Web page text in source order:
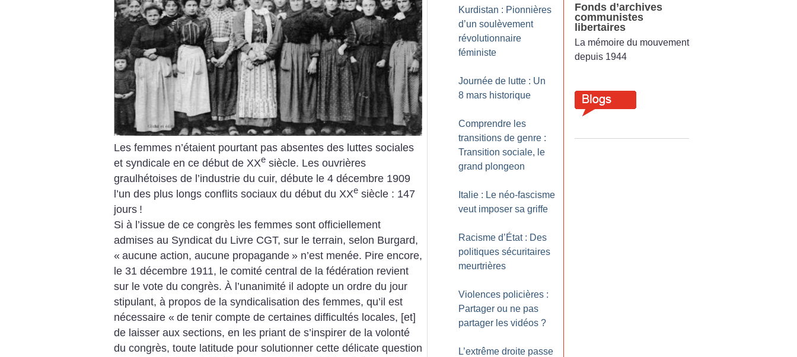
Les femmes n’étaient pourtant pas absentes des luttes sociales
et syndicale en ce début de XXe siècle. Les ouvrières
graulhétoises de l’industrie du cuir, débute le 4 décembre 1909
l’un des plus longs conflits sociaux du début du XXe siècle : 147
jours !
Si à l’issue de ce congrès les femmes sont officiellement
admises au Syndicat du Livre CGT, sur le terrain, selon Burgard,
« aucune action, aucune propagande » n’est menée. Pire encore,
le 31 décembre 1911, le comité central de la fédération revient
sur le vote du congrès. À l’unanimité il adopte un ordre du jour
stipulant, à propos de la syndicalisation des femmes, qu’il est
nécessaire « de tenir compte de certaines difficultés locales, [et]
de laisser aux sections, en les priant de s’inspirer de la volonté
du congrès, toute latitude pour solutionner cette délicate question
Kurdistan : Pionnières
d’un soulèvement
révolutionnaire
féministe
Journée de lutte : Un
8 mars historique
Comprendre les
transitions de genre :
Transition sociale, le
grand plongeon
Italie : Le néo-fascisme
veut imposer sa griffe
Racisme d’État : Des
politiques sécuritaires
meurtrières
Violences policières :
Partager ou ne pas
partager les vidéos ?
L’extrême droite passe
Fonds d’archives
communistes
libertaires
La mémoire du mouvement
depuis 1944